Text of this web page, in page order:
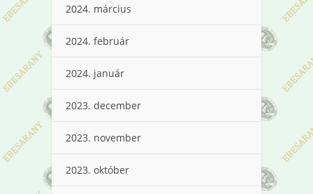
2024. március
2024. február
2024. január
2023. december
2023. november
2023. október